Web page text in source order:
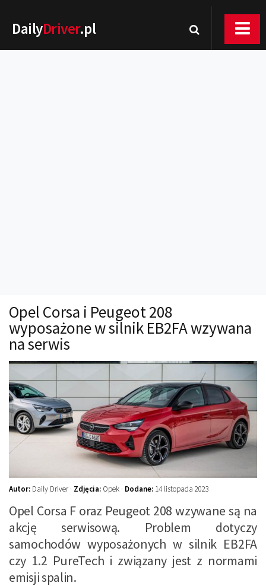
DailyDriver.pl
Technika jazdy
Oświetlenie
Kalkulatory
Auto z niemiec
Galerie
Opel Corsa i Peugeot 208
wyposażone w silnik EB2FA wzywana
na serwis
Autor: Daily Driver · Zdjęcia: Opek · Dodane: 14 listopada 2023
Opel Corsa F oraz Peugeot 208 wzywane są na
akcję serwisową. Problem dotyczy
samochodów wyposażonych w silnik EB2FA
czy 1.2 PureTech i związany jest z normami
emisji spalin.